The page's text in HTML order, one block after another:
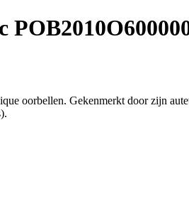
oorbellen. Gekenmerkt door zijn